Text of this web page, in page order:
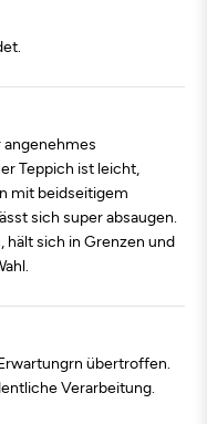
angenehmes
Teppich ist leicht,
mit beidseitigem
sich super absaugen.
hält sich in Grenzen und
übertroffen.
Verarbeitung.